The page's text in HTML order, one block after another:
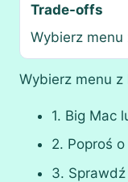
Trade-offs
Wybierz menu
Wybierz menu z
1. Big Mac
2. Poproś
3.